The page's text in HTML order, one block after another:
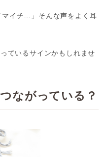
マイチ…」そんな声をよく耳
ているサインかもしれませ
ながっている？